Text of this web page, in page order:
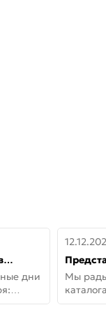
по
дни
—
дверей
не
Мы